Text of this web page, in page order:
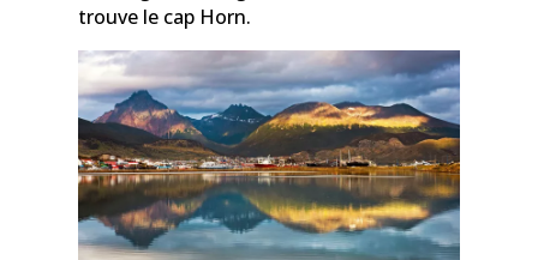
trouve le cap Horn.